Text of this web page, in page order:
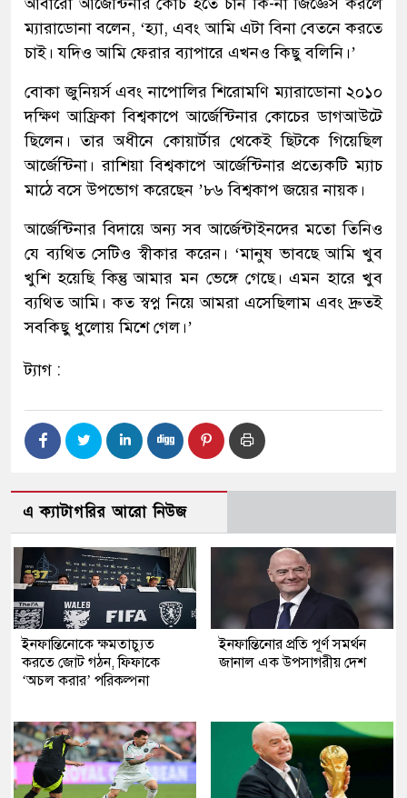
ম্যারাডোনা বলেন, ‘হ্যা, এবং আমি এটা বিনা বেতনে করতে
চাই। যদিও আমি ফেরার ব্যাপারে এখনও কিছু বলিনি।’
বোকা জুনিয়র্স এবং নাপোলির শিরোমণি ম্যারাডোনা ২০১০
দক্ষিণ আফ্রিকা বিশ্বকাপে আর্জেন্টিনার কোচের ডাগআউটে
ছিলেন। তার অধীনে কোয়ার্টার থেকেই ছিটকে গিয়েছিল
আর্জেন্টিনা। রাশিয়া বিশ্বকাপে আর্জেন্টিনার প্রত্যেকটি ম্যাচ
মাঠে বসে উপভোগ করেছেন ’৮৬ বিশ্বকাপ জয়ের নায়ক।
আর্জেন্টিনার বিদায়ে অন্য সব আর্জেন্টাইনদের মতো তিনিও
যে ব্যথিত সেটিও স্বীকার করেন। ‘মানুষ ভাবছে আমি খুব
খুশি হয়েছি কিন্তু আমার মন ভেঙ্গে গেছে। এমন হারে খুব
ব্যথিত আমি। কত স্বপ্ন নিয়ে আমরা এসেছিলাম এবং দ্রুতই
সবকিছু ধুলোয় মিশে গেল।’
ট্যাগ :
এ ক্যাটাগরির আরো নিউজ
ইনফান্তিনোকে ক্ষমতাচ্যুত
করতে জোট গঠন, ফিফাকে
‘অচল করার’ পরিকল্পনা
ইনফান্তিনোর প্রতি পূর্ণ সমর্থন
জানাল এক উপসাগরীয় দেশ